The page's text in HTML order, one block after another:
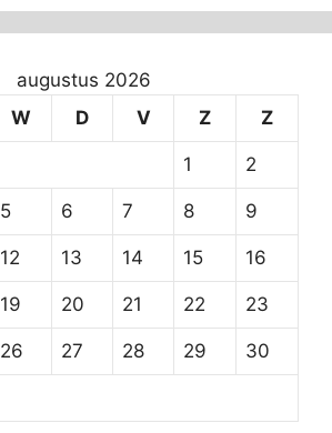
augustus 2026
W D V Z Z
1 2
5 6 7 8 9
12 13 14 15 16
19 20 21 22 23
26 27 28 29 30